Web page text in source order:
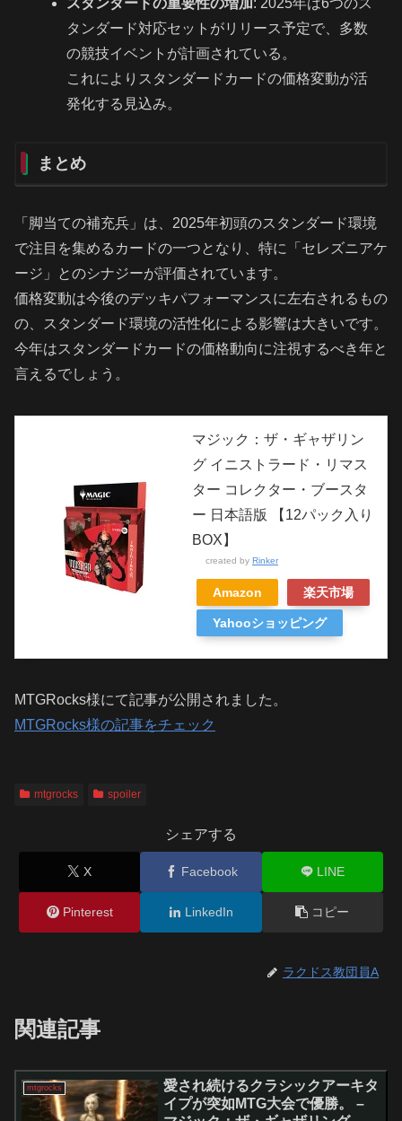
タンダード対応セットがリリース予定で、多数
の競技イベントが計画されている。
これによりスタンダードカードの価格変動が活
発化する見込み。
まとめ
「脚当ての補充兵」は、2025年初頭のスタンダード環境
で注目を集めるカードの一つとなり、特に「セレズニアケ
ージ」とのシナジーが評価されています。
価格変動は今後のデッキパフォーマンスに左右されるもの
の、スタンダード環境の活性化による影響は大きいです。
今年はスタンダードカードの価格動向に注視するべき年と
言えるでしょう。
マジック：ザ・ギャザリン
グ イニストラード・リマス
ター コレクター・ブースタ
ー 日本語版 【12パック入り
BOX】
created by Rinker
Amazon 楽天市場
Yahooショッピング
MTGRocks様にて記事が公開されました。
MTGRocks様の記事をチェック
mtgrocks spoiler
シェアする
X Facebook LINE
Pinterest LinkedIn コピー
ラクドス教団員A
関連記事
mtgrocks
愛され続けるクラシックアーキタ
イプが突如MTG大会で優勝。 –